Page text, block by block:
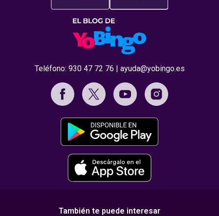
Teléfono: 930 47 72 76 | ayuda@yobingo.es
También te puede interesar